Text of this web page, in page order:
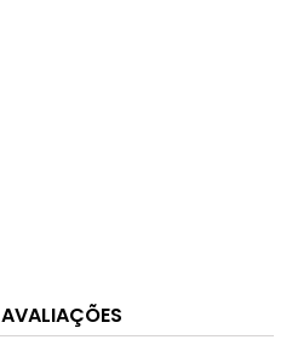
AVALIAÇÕES